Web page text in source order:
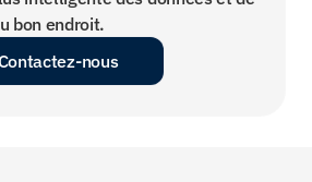
bon endroit.
nous